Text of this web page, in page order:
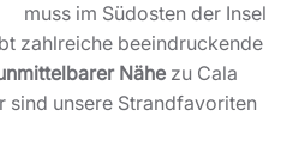
muss im Südosten der Insel
zahlreiche beeindruckende
Nähe zu Cala
sind unsere Strandfavoriten